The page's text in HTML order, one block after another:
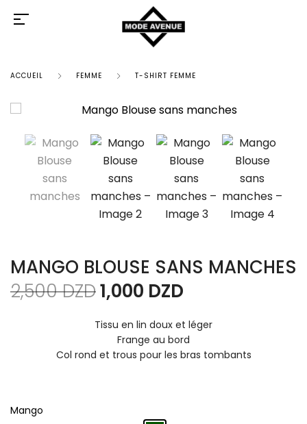
ACCUEIL FEMME T-SHIRT FEMME
MANGO BLOUSE SANS MANCHES
2,500DZD1,000 DZD
Tissu en lin doux et léger
Frange au bord
Col rond et trous pour les bras tombants
Mango